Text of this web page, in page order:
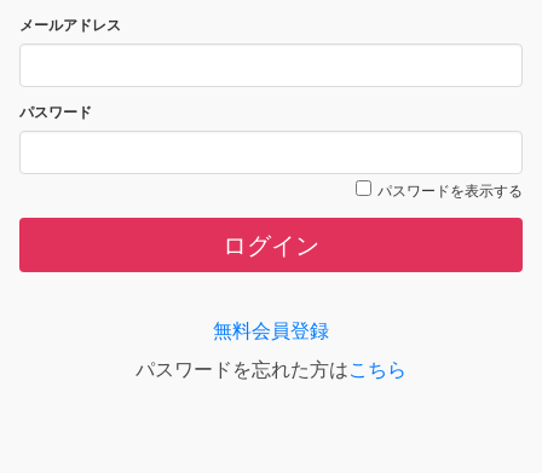
メールアドレス
パスワード
パスワードを表示する
ログイン
無料会員登録
パスワードを忘れた方はこちら